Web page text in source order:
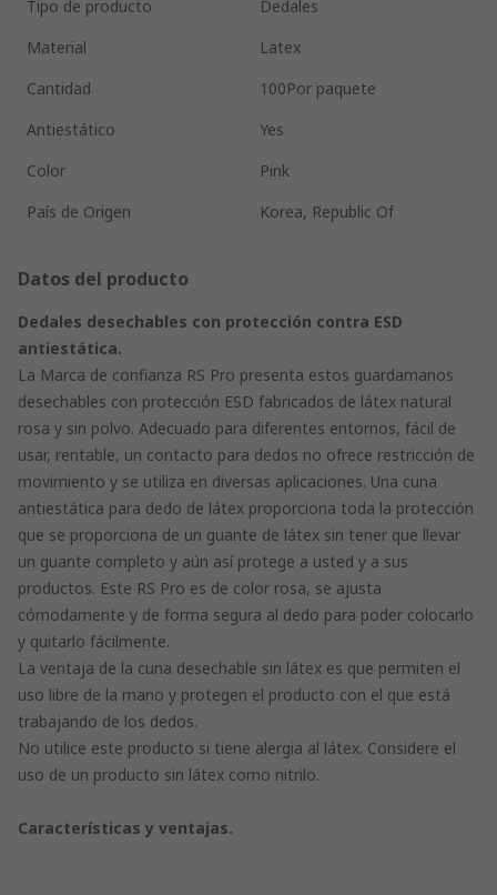
Tipo de producto
Dedales
Material
Latex
Cantidad
100Por paquete
Antiestático
Yes
Color
Pink
País de Origen
Korea, Republic Of
Datos del producto
Dedales desechables con protección contra ESD
antiestática.
La Marca de confianza RS Pro presenta estos guardamanos
desechables con protección ESD fabricados de látex natural
rosa y sin polvo. Adecuado para diferentes entornos, fácil de
usar, rentable, un contacto para dedos no ofrece restricción de
movimiento y se utiliza en diversas aplicaciones. Una cuna
antiestática para dedo de látex proporciona toda la protección
que se proporciona de un guante de látex sin tener que llevar
un guante completo y aún así protege a usted y a sus
productos. Este RS Pro es de color rosa, se ajusta
cómodamente y de forma segura al dedo para poder colocarlo
y quitarlo fácilmente.
La ventaja de la cuna desechable sin látex es que permiten el
uso libre de la mano y protegen el producto con el que está
trabajando de los dedos.
No utilice este producto si tiene alergia al látex. Considere el
uso de un producto sin látex como nitrilo.
Características y ventajas.